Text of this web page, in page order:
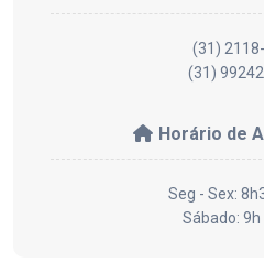
(31)
(31)
Horário de
Seg - Sex:
Sábado: 9h